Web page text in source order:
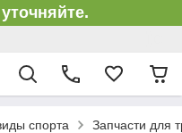
спорта Запчасти для